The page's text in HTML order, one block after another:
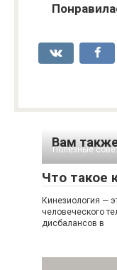
Вам
Полезные
Что такое
Кинезиология —
человеческого
дисбалансов в